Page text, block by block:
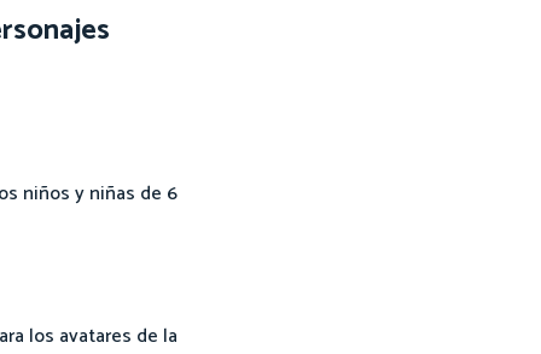
niños y niñas de 6
los avatares de la